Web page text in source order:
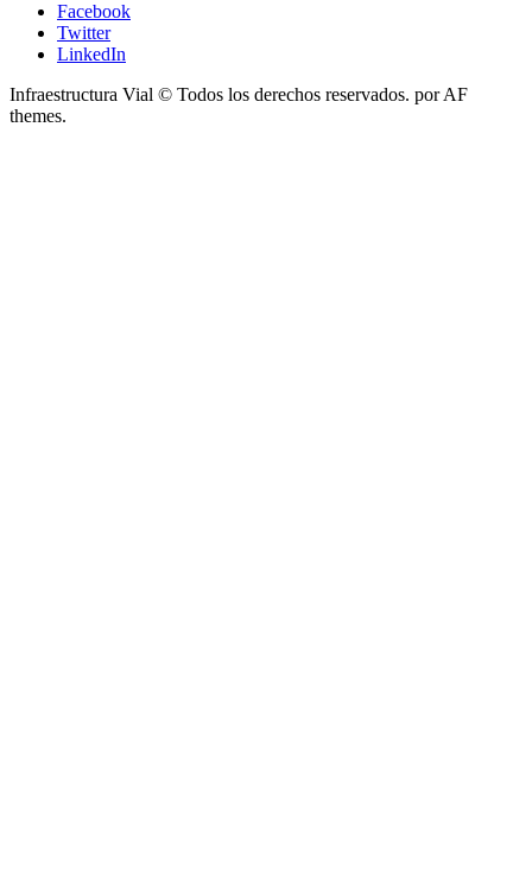
Facebook
Twitter
LinkedIn
Infraestructura Vial © Todos los derechos reservados. por AF
themes.